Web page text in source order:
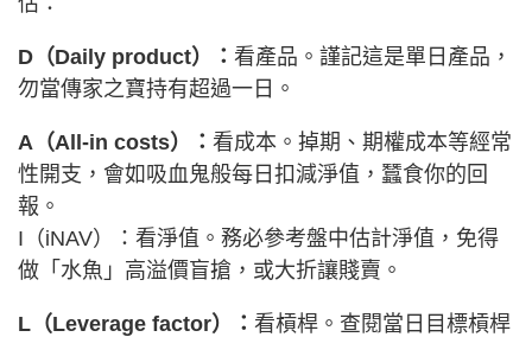
D（Daily product）： 看產品。謹記這是單日產品，
勿當傳家之寶持有超過一日。
A（All-in costs）： 看成本。掉期、期權成本等經常
性開支，會如吸血鬼般每日扣減淨值，蠶食你的回
報。
I（iNAV）：看淨值。務必參考盤中估計淨值，免得
做「水魚」高溢價盲搶，或大折讓賤賣。
L（Leverage factor）： 看槓桿。查閱當日目標槓桿